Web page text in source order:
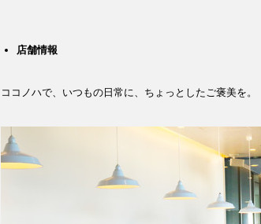
店舗情報
ココノハで、いつもの日常に、ちょっとしたご褒美を。